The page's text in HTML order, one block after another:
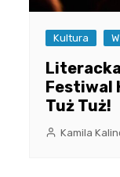
Kultura
Festiwal
Tuż Tuż!
Kamila